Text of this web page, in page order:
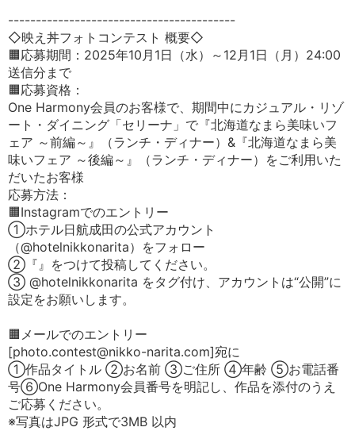
-----------------------------------------
◇映え丼フォトコンテスト 概要◇
🟧応募期間：2025年10月1日（水）～12月1日（月）24:00
送信分まで
🟧応募資格：
One Harmony会員のお客様で、期間中にカジュアル・リゾ
ート・ダイニング「セリーナ」で『北海道なまら美味いフ
ェア ～前編～』（ランチ・ディナー）&『北海道なまら美
味いフェア ～後編～』（ランチ・ディナー）をご利用いた
だいたお客様
応募方法：
🟧Instagramでのエントリー
①ホテル日航成田の公式アカウント
（@hotelnikkonarita）をフォロー
②『』をつけて投稿してください。
③ @hotelnikkonarita をタグ付け、アカウントは“公開”に
設定をお願いします。
🟧メールでのエントリー
[photo.contest@nikko-narita.com]宛に
①作品タイトル ②お名前 ③ご住所 ④年齢 ⑤お電話番
号⑥One Harmony会員番号を明記し、作品を添付のうえ
ご応募ください。
※写真はJPG 形式で3MB 以内